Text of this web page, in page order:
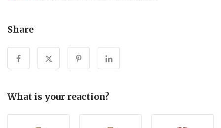
Share
What is your reaction?